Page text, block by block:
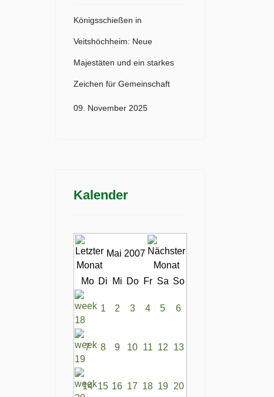
Königsschießen in
Veitshöchheim: Neue
Majestäten und ein starkes
Zeichen für Gemeinschaft
09. November 2025
Kalender
Mai 2007
Mo Di Mi Do Fr Sa So
1 2 3 4 5 6
7 8 9 10 11 12 13
14 15 16 17 18 19 20